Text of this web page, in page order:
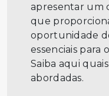
apresentar um
que
oportunidade
essenciais para
Saiba aqui
abordadas.